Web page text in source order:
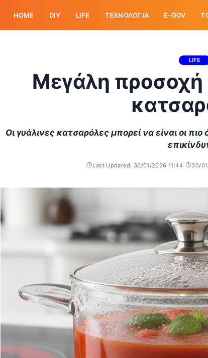
HOME DIY LIFE ΤΕΧΝΟΛΟΓΙΑ E-GOV
LIFE
Μεγάλη προσοχή
Οι γυάλινες κατσαρόλες μπορεί να είναι οι
Last Updated: 30/01/2026 11:44 30/